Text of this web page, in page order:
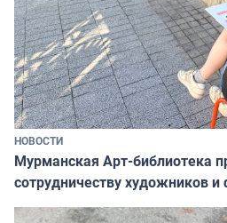
НОВОСТИ
Мурманская Арт-библиотека
сотрудничеству художников